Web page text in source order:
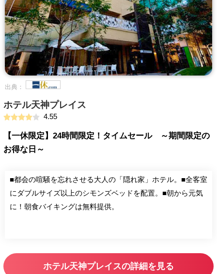
出典：
ホテル天神プレイス
4.55
【一休限定】24時間限定！タイムセール ～期間限定の
お得な日～
■都会の喧騒を忘れさせる大人の「隠れ家」ホテル。■全客室
にダブルサイズ以上のシモンズベッドを配置。■朝から元気
に！朝食バイキングは無料提供。
ホテル天神プレイスの詳細を見る